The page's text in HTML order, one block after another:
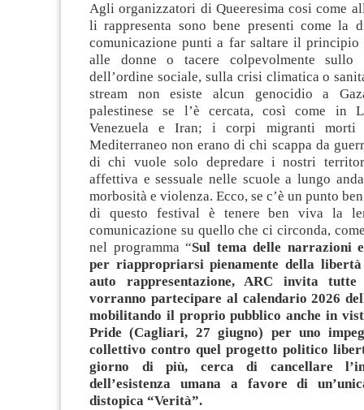
Agli organizzatori di Queeresima cosi come
li rappresenta sono bene presenti come la
comunicazione punti a far saltare il
alle donne o tacere colpevolmente sullo
dell’ordine sociale, sulla crisi climatica o
stream non esiste alcun genocidio a
palestinese se l’è cercata, così come in
Venezuela e Iran; i corpi migranti morti
Mediterraneo non erano di chi scappa da
di chi vuole solo depredare i nostri
affettiva e sessuale nelle scuole a lungo
morbosità e violenza. Ecco, se c’è un punto
di questo festival è tenere ben viva la
comunicazione su quello che ci circonda,
nel programma “Sul tema delle narrazioni
per riappropriarsi pienamente della
auto rappresentazione, ARC invita
vorranno partecipare al calendario 2026
mobilitando il proprio pubblico anche in
Pride (Cagliari, 27 giugno) per uno
collettivo contro quel progetto politico
giorno di più, cerca di cancellare
dell’esistenza umana a favore di
distopica “Verità”.